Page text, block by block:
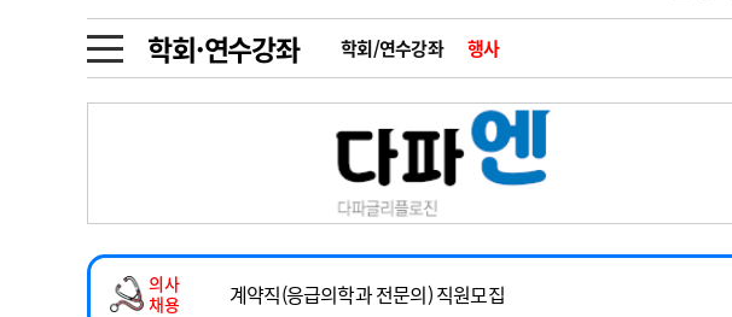
학회·연수강좌 학회/연수강좌 행사
금주의 검색어
1
의사인력 수급 추계
2
성분명 처방
3
AI의료
4
전공의 모집 결과
인물 초대석 피플
동영상뉴스
포토뉴스
메디 Hospital 지역병원 중소병원
인포메이션 행정처분 판례
의사
채용
2026년 하반기 인턴 모집
마취통증의학과 임기제 임상의사 채용
계약직(응급의학과 전문의) 직원모집